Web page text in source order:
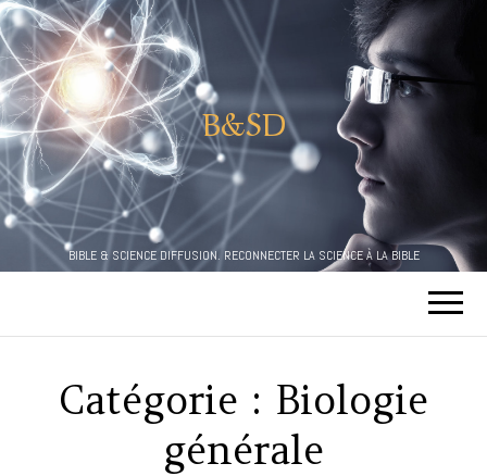
B&SD
BIBLE & SCIENCE DIFFUSION. RECONNECTER LA SCIENCE À LA BIBLE
Catégorie : Biologie
générale